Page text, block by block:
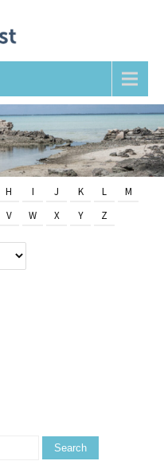
H I J K L
M
V W X Y Z